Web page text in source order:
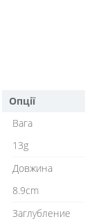
Опції
Вага
13g
Довжина
8.9cm
Заглубление